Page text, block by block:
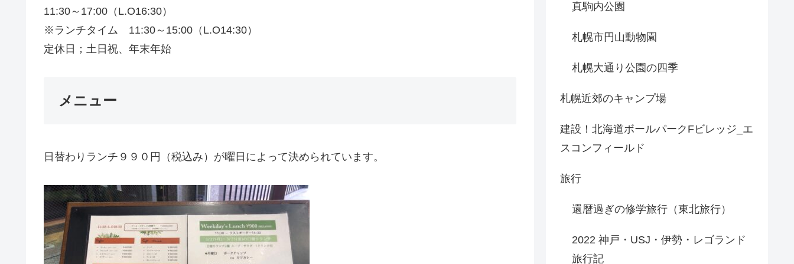
11:30～17:00（L.O16:30）
※ランチタイム 11:30～15:00（L.O14:30）
定休日；土日祝、年末年始
メニュー
日替わりランチ９９０円（税込み）が曜日によって決められています。
真駒内公園
札幌市円山動物園
札幌大通り公園の四季
札幌近郊のキャンプ場
建設！北海道ボールパークFビレッジ_エ
スコンフィールド
旅行
還暦過ぎの修学旅行（東北旅行）
2022 神戸・USJ・伊勢・レゴランド
旅行記